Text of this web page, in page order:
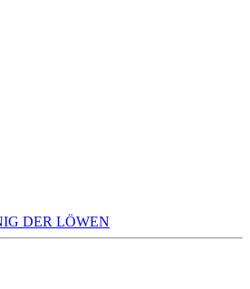
DER LÖWEN